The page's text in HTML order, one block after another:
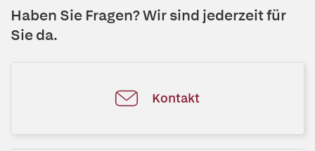
Haben Sie Fragen? Wir sind jederzeit für
Sie da.
Kontakt